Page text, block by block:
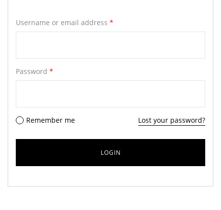
Username or email address *
Password *
Remember me Lost your password?